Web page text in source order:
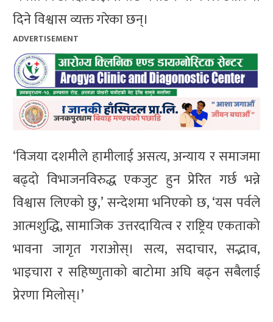
दिने विश्वास व्यक्त गरेका छन्।
ADVERTISEMENT
‘विजया दशमीले हामीलाई असत्य, अन्याय र समाजमा
बढ्दो विभाजनविरुद्ध एकजुट हुन प्रेरित गर्छ भन्ने
विश्वास लिएको छु,’ सन्देशमा भनिएको छ, ‘यस पर्वले
आत्मशुद्धि, सामाजिक उत्तरदायित्व र राष्ट्रिय एकताको
भावना जागृत गराओस्। सत्य, सदाचार, सद्भाव,
भाइचारा र सहिष्णुताको बाटोमा अघि बढ्न सबैलाई
प्रेरणा मिलोस्।’